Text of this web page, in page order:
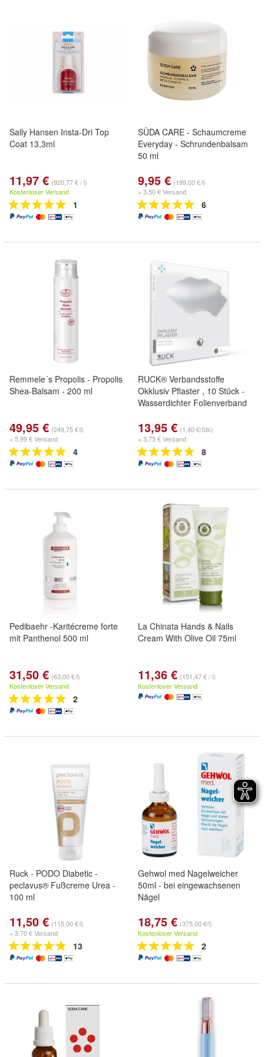
Sally Hansen Insta-Dri Top
Coat 13,3ml
11,97 € (920,77 € / l)
Kostenloser Versand
1
SÜDA CARE - Schaumcreme
Everyday - Schrundenbalsam
50 ml
9,95 € (199,00 €/l)
+ 3,50 € Versand
6
Remmele´s Propolis - Propolis
Shea-Balsam - 200 ml
49,95 € (249,75 €/l)
+ 5,99 € Versand
4
RUCK® Verbandsstoffe
Okklusiv Pflaster , 10 Stück -
Wasserdichter Folienverband
13,95 € (1,40 €/Stk)
+ 3,75 € Versand
8
Pedibaehr -Karitécreme forte
mit Panthenol 500 ml
31,50 € (63,00 €/l)
Kostenloser Versand
2
La Chinata Hands & Nails
Cream With Olive Oil 75ml
11,36 € (151,47 € / l)
Kostenloser Versand
Ruck - PODO Diabetic -
peclavus® Fußcreme Urea -
100 ml
11,50 € (115,00 €/l)
+ 3,70 € Versand
13
Gehwol med Nagelweicher
50ml - bei eingewachsenen
Nägel
18,75 € (375,00 €/l)
Kostenloser Versand
2